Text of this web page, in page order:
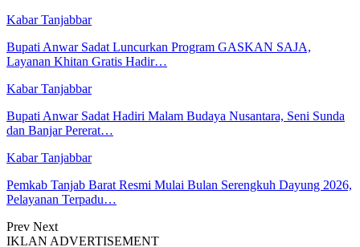
Kabar Tanjabbar
Bupati Anwar Sadat Luncurkan Program GASKAN SAJA,
Layanan Khitan Gratis Hadir…
Kabar Tanjabbar
Bupati Anwar Sadat Hadiri Malam Budaya Nusantara, Seni Sunda
dan Banjar Pererat…
Kabar Tanjabbar
Pemkab Tanjab Barat Resmi Mulai Bulan Serengkuh Dayung 2026,
Pelayanan Terpadu…
Prev Next
IKLAN ADVERTISEMENT